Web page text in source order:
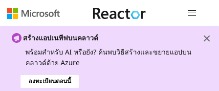
สร้างแอปเนทีฟบนคลาวด์
พร้อมสําหรับ AI หรือยัง? ค้นพบวิธีสร้างและขยายแอปบน
คลาวด์ด้วย Azure
ลงทะเบียนตอนนี้